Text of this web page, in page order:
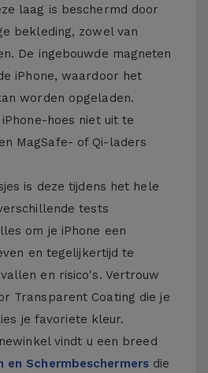
laag is beschermd door
bekleding, zowel van
De ingebouwde magneten
iPhone, waardoor het
worden opgeladen.
hoes niet uit te
MagSafe- of Qi-laders
is deze tijdens het hele
tests
om je iPhone een
en tegelijkertijd te
en risico's. Vertrouw
Transparent Coating die je
je favoriete kleur.
vindt u een breed
en Schermbeschermersdie